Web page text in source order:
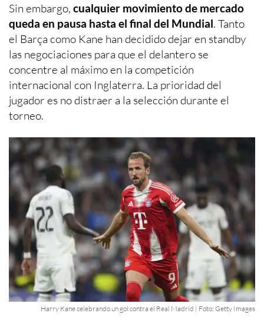
Sin embargo, cualquier movimiento de mercado
queda en pausa hasta el final del Mundial. Tanto
el Barça como Kane han decidido dejar en standby
las negociaciones para que el delantero se
concentre al máximo en la competición
internacional con Inglaterra. La prioridad del
jugador es no distraer a la selección durante el
torneo.
Harry Kane celebrando un gol contra el Real Madrid | Foto: Getty Images